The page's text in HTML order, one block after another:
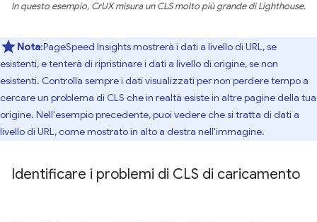
In questo esempio, CrUX misura un CLS molto più grande di Lighthouse.
Nota:PageSpeed Insights mostrerà i dati a livello di URL, se
esistenti, e tenterà di ripristinare i dati a livello di origine, se non
esistenti. Controlla sempre i dati visualizzati per non perdere tempo a
cercare un problema di CLS che in realtà esiste in altre pagine della tua
origine. Nell'esempio precedente, puoi vedere che si tratta di dati a
livello di URL, come mostrato in alto a destra nell'immagine.
Identificare i problemi di CLS di caricamento